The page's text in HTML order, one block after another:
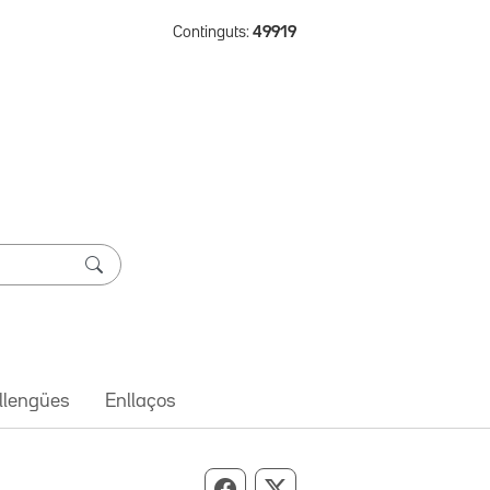
Continguts: 49919
Enllaços